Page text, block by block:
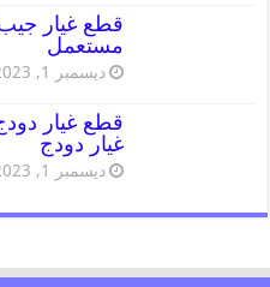
مستعمل
ديسمبر 1, 2023
غيار دودج
ديسمبر 1, 2023